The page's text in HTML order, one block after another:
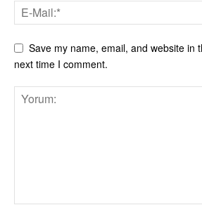
Save my name, email, and website in
next time I comment.